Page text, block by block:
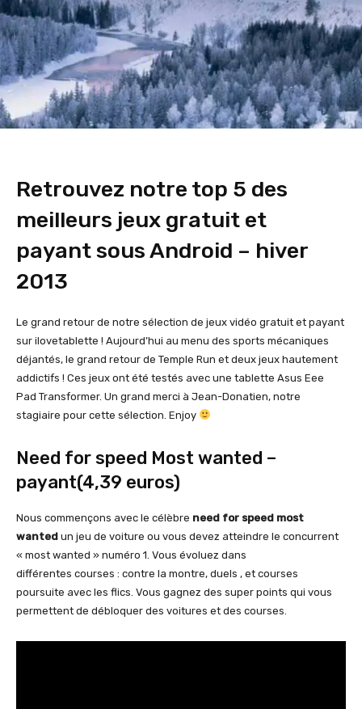
Retrouvez notre top 5 des
meilleurs jeux gratuit et
payant sous Android – hiver
2013
Le grand retour de notre sélection de jeux vidéo gratuit et payant
sur ilovetablette ! Aujourd’hui au menu des sports mécaniques
déjantés, le grand retour de Temple Run et deux jeux hautement
addictifs ! Ces jeux ont été testés avec une tablette Asus Eee
Pad Transformer. Un grand merci à Jean-Donatien, notre
stagiaire pour cette sélection. Enjoy
Need for speed Most wanted –
payant(4,39 euros)
Nous commençons avec le célèbre need for speed most
wanted un jeu de voiture ou vous devez atteindre le concurrent
« most wanted » numéro 1. Vous évoluez dans
différentes courses : contre la montre, duels , et courses
poursuite avec les flics. Vous gagnez des super points qui vous
permettent de débloquer des voitures et des courses.